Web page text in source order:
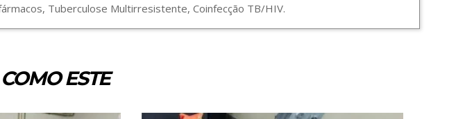
Tuberculose Multirresistente, Coinfecção TB/HIV.
ESTE